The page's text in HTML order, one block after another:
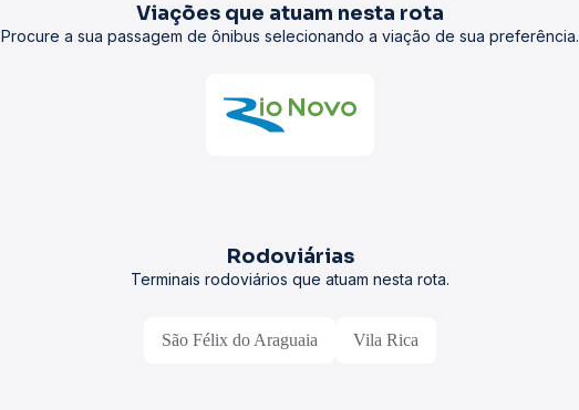
Viações que atuam nesta rota
Procure a sua passagem de ônibus selecionando a viação de sua preferência.
Rodoviárias
Terminais rodoviários que atuam nesta rota.
São Félix do Araguaia Vila Rica